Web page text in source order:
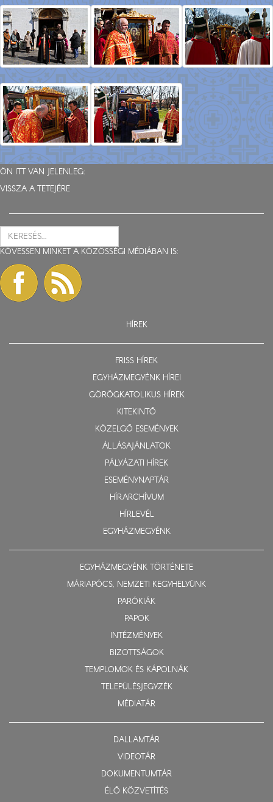
ÖN ITT VAN JELENLEG:
VISSZA A TETEJÉRE
KÖVESSEN MINKET A KÖZÖSSÉGI MÉDIÁBAN IS:
HÍREK
FRISS HÍREK
EGYHÁZMEGYÉNK HÍREI
GÖRÖGKATOLIKUS HÍREK
KITEKINTŐ
KÖZELGŐ ESEMÉNYEK
ÁLLÁSAJÁNLATOK
PÁLYÁZATI HÍREK
ESEMÉNYNAPTÁR
HÍRARCHÍVUM
HÍRLEVÉL
EGYHÁZMEGYÉNK
EGYHÁZMEGYÉNK TÖRTÉNETE
MÁRIAPÓCS, NEMZETI KEGYHELYÜNK
PARÓKIÁK
PAPOK
INTÉZMÉNYEK
BIZOTTSÁGOK
TEMPLOMOK ÉS KÁPOLNÁK
TELEPÜLÉSJEGYZÉK
MÉDIATÁR
DALLAMTÁR
VIDEOTÁR
DOKUMENTUMTÁR
ÉLŐ KÖZVETÍTÉS